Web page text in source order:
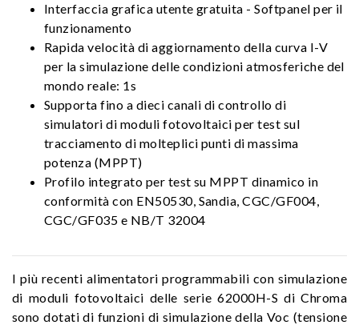
Interfaccia grafica utente gratuita - Softpanel per il
funzionamento
Rapida velocità di aggiornamento della curva I-V
per la simulazione delle condizioni atmosferiche del
mondo reale: 1s
Supporta fino a dieci canali di controllo di
simulatori di moduli fotovoltaici per test sul
tracciamento di molteplici punti di massima
potenza (MPPT)
Profilo integrato per test su MPPT dinamico in
conformità con EN50530, Sandia, CGC/GF004,
CGC/GF035 e NB/T 32004
I più recenti alimentatori programmabili con simulazione
di moduli fotovoltaici delle serie 62000H-S di Chroma
sono dotati di funzioni di simulazione della Voc (tensione